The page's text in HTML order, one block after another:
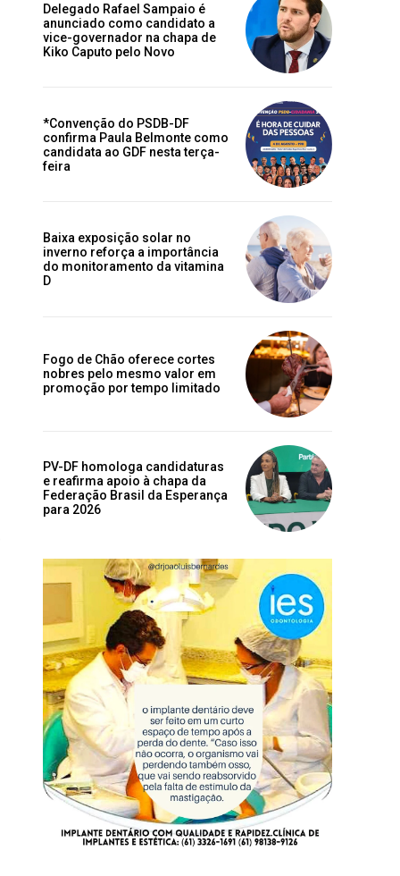
Delegado Rafael Sampaio é
anunciado como candidato a
vice-governador na chapa de
Kiko Caputo pelo Novo
*Convenção do PSDB-DF
confirma Paula Belmonte como
candidata ao GDF nesta terça-
feira
Baixa exposição solar no
inverno reforça a importância
do monitoramento da vitamina
D
Fogo de Chão oferece cortes
nobres pelo mesmo valor em
promoção por tempo limitado
PV-DF homologa candidaturas
e reafirma apoio à chapa da
Federação Brasil da Esperança
para 2026